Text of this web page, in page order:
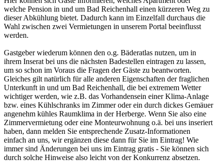
welche Pension in und um Bad Reichenhall einen kürzeren Weg zu
dieser Abkühlung bietet. Dadurch kann im Einzelfall durchaus die
Wahl zwischen zwei Vermietungen in unserem Portal beeinflusst
werden.
Gastgeber wiederum können den o.g. Bäderatlas nutzen, um in
ihrem Inserat bei uns die nächsten Badestellen eintragen zu lassen,
um so schon im Voraus die Fragen der Gäste zu beantworten.
Gleiches gilt natürlich für alle anderen Eigenschaften der fraglichen
Unterkunft in und um Bad Reichenhall, die bei extremem Wetter
wichtiger werden, wie z.B. das Vorhandensein einer Klima-Anlage
bzw. eines Kühlschranks im Zimmer oder ein durch dickes Gemäuer
angenehm kühles Raumklima in der Herberge. Wenn Sie also eine
Zimmervermietung oder eine Monteurwohnung o.ä. bei uns inseriert
haben, dann melden Sie entsprechende Zusatz-Informationen
einfach an uns, wir ergänzen diese dann für Sie im Eintrag! Wie
immer sind Änderungen bei uns im Eintrag gratis - Sie können sich
durch solche Hinweise also leicht von der Konkurrenz absetzen.